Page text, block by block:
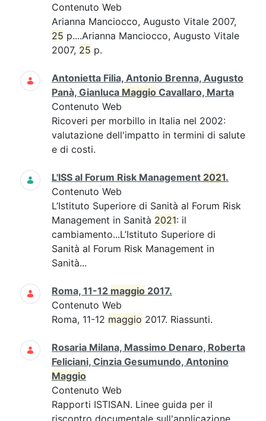
Contenuto Web
Arianna Manciocco, Augusto Vitale 2007,
25 p....Arianna Manciocco, Augusto Vitale
2007, 25 p.
Antonietta Filia, Antonio Brenna, Augusto
Panà, Gianluca Maggio Cavallaro, Marta
Contenuto Web
Ricoveri per morbillo in Italia nel 2002:
valutazione dell'impatto in termini di salute
e di costi.
L'ISS al Forum Risk Management 2021.
Contenuto Web
L’Istituto Superiore di Sanità al Forum Risk
Management in Sanità 2021: il
cambiamento...L’Istituto Superiore di
Sanità al Forum Risk Management in
Sanità...
Roma, 11-12 maggio 2017.
Contenuto Web
Roma, 11-12 maggio 2017. Riassunti.
Rosaria Milana, Massimo Denaro, Roberta
Feliciani, Cinzia Gesumundo, Antonino
Maggio
Contenuto Web
Rapporti ISTISAN. Linee guida per il
riscontro documentale sull'applicazione